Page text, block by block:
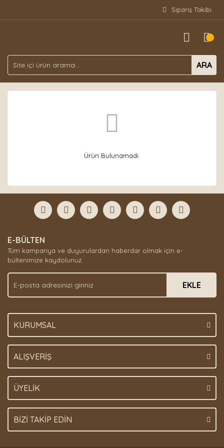
Sipariş Takibi
ARA
Ürün Bulunamadı.
E-BÜLTEN
Tüm kampanya ve duyurulardan haberdar olmak için e-
bültenimize kaydolunuz.
EKLE
KURUMSAL
ALIŞVERİŞ
ÜYELİK
BİZİ TAKİP EDİN